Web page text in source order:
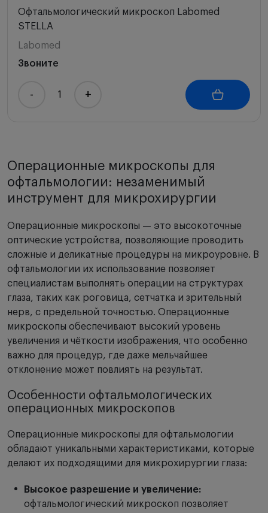
Офтальмологический микроскоп Labomed
STELLA
Labomed
Звоните
- +
Операционные микроскопы для
офтальмологии: незаменимый
инструмент для микрохирургии
Операционные микроскопы — это высокоточные
оптические устройства, позволяющие проводить
сложные и деликатные процедуры на микроуровне. В
офтальмологии их использование позволяет
специалистам выполнять операции на структурах
глаза, таких как роговица, сетчатка и зрительный
нерв, с предельной точностью. Операционные
микроскопы обеспечивают высокий уровень
увеличения и чёткости изображения, что особенно
важно для процедур, где даже мельчайшее
отклонение может повлиять на результат.
Особенности офтальмологических
операционных микроскопов
Операционные микроскопы для офтальмологии
обладают уникальными характеристиками, которые
делают их подходящими для микрохирургии глаза:
Высокое разрешение и увеличение:
офтальмологический микроскоп позволяет